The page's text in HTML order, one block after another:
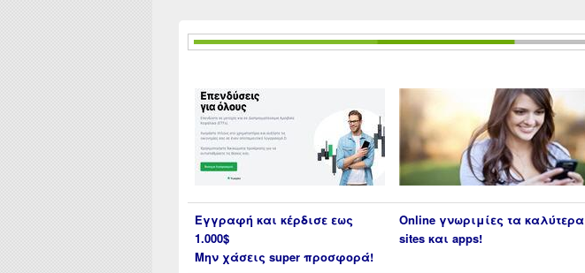
Εγγραφή και κέρδισε εως
1.000$
Μην χάσεις super προσφορά!
Online γνωριμίες τα καλύτερα
sites και apps!